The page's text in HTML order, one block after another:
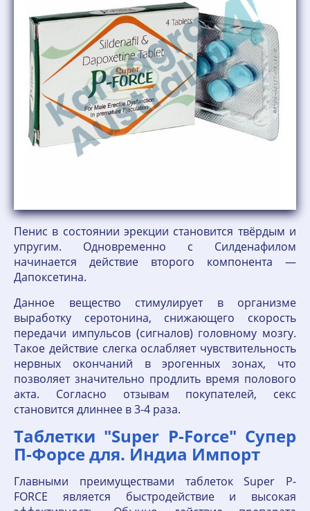
Пенис в состоянии эрекции становится твёрдым и
упругим. Одновременно с Силденафилом
начинается действие второго компонента —
Дапоксетина.
Данное вещество стимулирует в организме
выработку серотонина, снижающего скорость
передачи импульсов (сигналов) головному мозгу.
Такое действие слегка ослабляет чувствительность
нервных окончаний в эрогенных зонах, что
позволяет значительно продлить время полового
акта. Согласно отзывам покупателей, секс
становится длиннее в 3-4 раза.
Таблетки "Super P-Force" Супер
П-Форсе для. Индиа Импорт
Главными преимуществами таблеток Super P-
FORCE является быстродействие и высокая